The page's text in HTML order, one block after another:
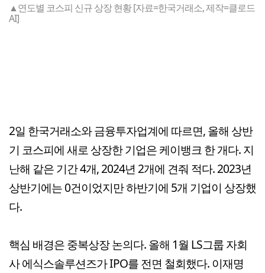
▲연도별 코스피 신규 상장 현황 [자료=한국거래소, 제작=클로드
AI]
2일 한국거래소와 금융투자업계에 따르면, 올해 상반
기 코스피에 새로 상장한 기업은 케이뱅크 한 개다. 지
난해 같은 기간 4개, 2024년 2개에 견줘 적다. 2023년
상반기에는 0건이었지만 하반기에 5개 기업이 상장했
다.
핵심 배경은 중복상장 논의다. 올해 1월 LS그룹 자회
사 에식스솔루션즈가 IPO를 전면 철회했다. 이재명